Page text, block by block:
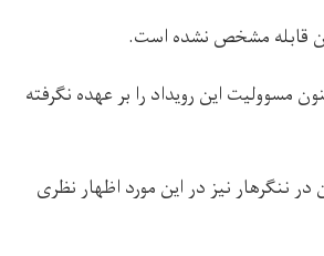
قابله مشخص نشده است.
مسوولیت این رویداد را بر عهده نگرفته
ننگرهار نیز در این مورد اظهار نظری